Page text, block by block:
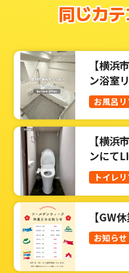
同じカ
【横浜
ン浴室
お風呂
【横浜
ンにて
トイレ
トイレ
【GW
お知らせ